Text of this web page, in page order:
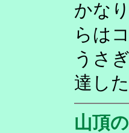
かな
らは
うさ
達した
山頂